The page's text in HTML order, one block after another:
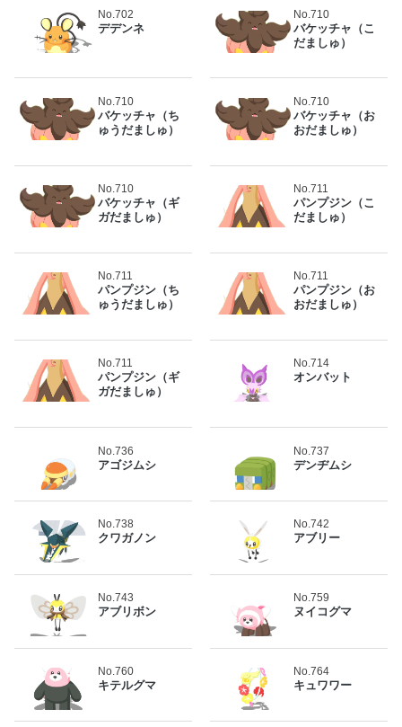
No.702
デデンネ
No.710
バケッチャ（こ
だましゅ）
No.710
バケッチャ（ち
ゅうだましゅ）
No.710
バケッチャ（お
おだましゅ）
No.710
バケッチャ（ギ
ガだましゅ）
No.711
パンプジン（こ
だましゅ）
No.711
パンプジン（ち
ゅうだましゅ）
No.711
パンプジン（お
おだましゅ）
No.711
パンプジン（ギ
ガだましゅ）
No.714
オンバット
No.736
アゴジムシ
No.737
デンヂムシ
No.738
クワガノン
No.742
アブリー
No.743
アブリボン
No.759
ヌイコグマ
No.760
キテルグマ
No.764
キュワワー